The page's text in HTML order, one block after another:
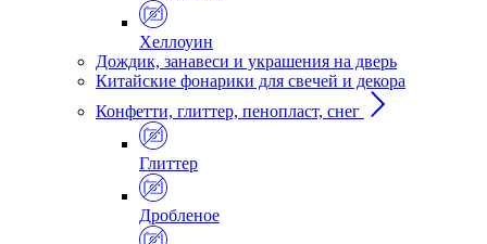
Хеллоуин
Дождик, занавеси и украшения на дверь
Китайские фонарики для свечей и декора
Конфетти, глиттер, пенопласт, снег
Глиттер
Дробленое